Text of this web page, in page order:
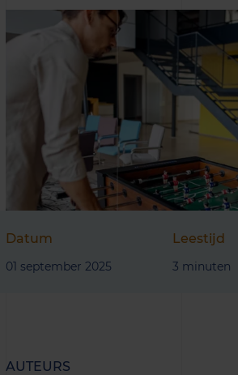
Datum
01 september 2025
Leestijd
3 minuten
AUTEURS